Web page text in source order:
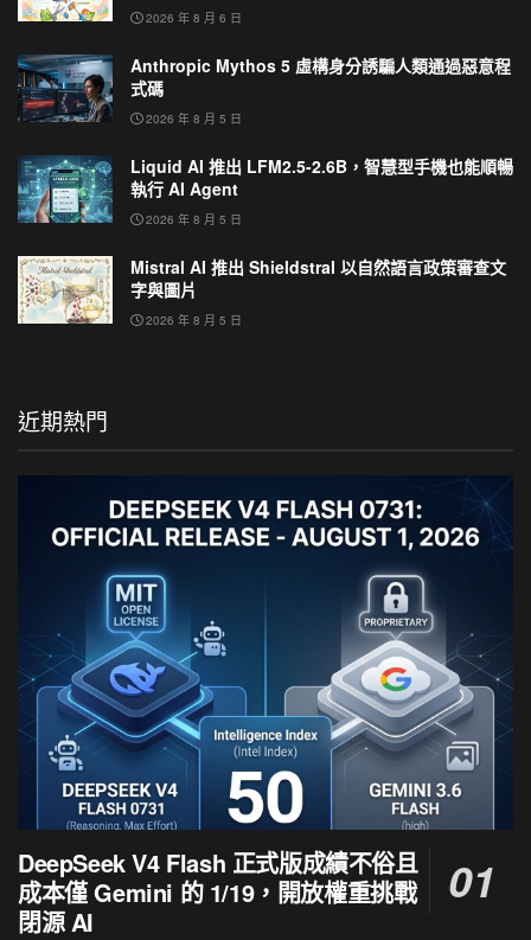
2026 年 8 月 6 日
Anthropic Mythos 5 虛構身分誘騙人類通過惡意程
式碼
2026 年 8 月 5 日
Liquid AI 推出 LFM2.5-2.6B，智慧型手機也能順暢
執行 AI Agent
2026 年 8 月 5 日
Mistral AI 推出 Shieldstral 以自然語言政策審查文
字與圖片
2026 年 8 月 5 日
近期熱門
DeepSeek V4 Flash 正式版成績不俗且
成本僅 Gemini 的 1/19，開放權重挑戰
閉源 AI